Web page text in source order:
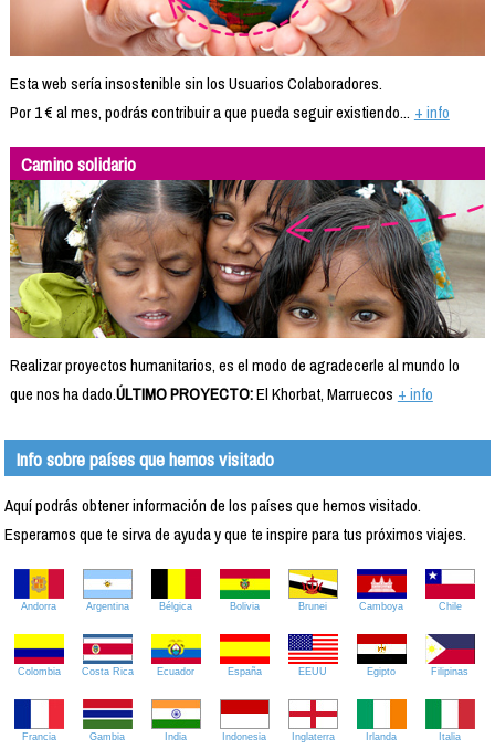
Esta web sería insostenible sin los Usuarios Colaboradores.
Por 1 € al mes, podrás contribuir a que pueda seguir existiendo... + info
Camino solidario
Realizar proyectos humanitarios, es el modo de agradecerle al mundo lo
que nos ha dado.ÚLTIMO PROYECTO:El Khorbat, Marruecos + info
Info sobre países que hemos visitado
Aquí podrás obtener información de los países que hemos visitado.
Esperamos que te sirva de ayuda y que te inspire para tus próximos viajes.
Andorra Argentina Bélgica Bolivia Brunei Camboya Chile
Colombia Costa Rica Ecuador España EEUU Egipto Filipinas
Francia Gambia India Indonesia Inglaterra Irlanda Italia